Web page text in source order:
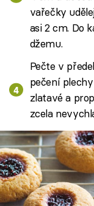
vařečky
asi 2 cm. Do
džemu.
Pečte v
pečení
zlatavé a
zcela